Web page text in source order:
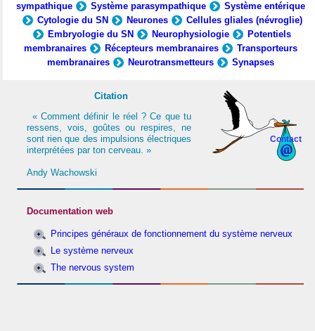
sympathique
Système parasympathique
Système entérique
Cytologie du SN
Neurones
Cellules gliales (névroglie)
Embryologie du SN
Neurophysiologie
Potentiels
membranaires
Récepteurs membranaires
Transporteurs
membranaires
Neurotransmetteurs Synapses
Contact
Citation
« Comment définir le réel ? Ce que tu
ressens, vois, goûtes ou respires, ne
sont rien que des impulsions électriques
interprétées par ton cerveau. »
Andy Wachowski
Documentation web
Principes généraux de fonctionnement du système nerveux
Le système nerveux
The nervous system